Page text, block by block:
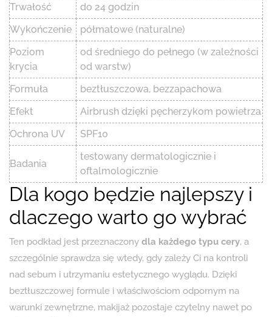
Trwałość
do 24 godzin
Wykończenie
półmatowe (naturalne)
Poziom
krycia
od średniego do pełnego (w zależności
od warstw)
Formuła
beztłuszczowa, bezzapachowa
Efekt
Airbrush dzięki pęcherzykom powietrza
Ochrona UV
SPF10
Badania
testowany dermatologicznie i
oftalmologicznie
Dla kogo będzie najlepszy i
dlaczego warto go wybrać
Ten podkład jest przeznaczony dla każdego typu cery, a
szczególnie sprawdza się wtedy, gdy zależy Ci na kontroli
nad sebum i utrzymaniu estetycznego wyglądu. Dzięki
beztłuszczowej formule i właściwościom odpornym na
warunki zewnętrzne, makijaż pozostaje czytelny nawet po